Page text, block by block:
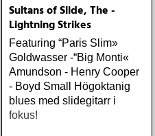
Richard Lindgren Driftwood
(Rootsy) Chip Taylor Block
Out The Sirens Of This
Lonely World (Trainwreck)
Nick Cave & The Bad
Seeds Push The Sky Away
(Bad Seed) Andi Almqvist
Warsaw Holiday (Rootsy)
Sultans of Slide, The -
Lightning Strikes
Featuring “Paris Slim»
Goldwasser -“Big Monti«
Amundson - Henry Cooper
- Boyd Small Högoktanig
blues med slidegitarr i
fokus!